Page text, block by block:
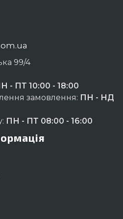
99/4
- ПТ 10:00 - 18:00
замовлення: ПН - НД
ПН - ПТ 08:00 - 16:00